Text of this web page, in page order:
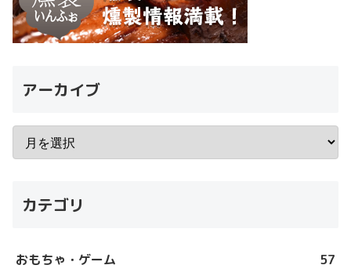
アーカイブ
カテゴリ
おもちゃ・ゲーム 57